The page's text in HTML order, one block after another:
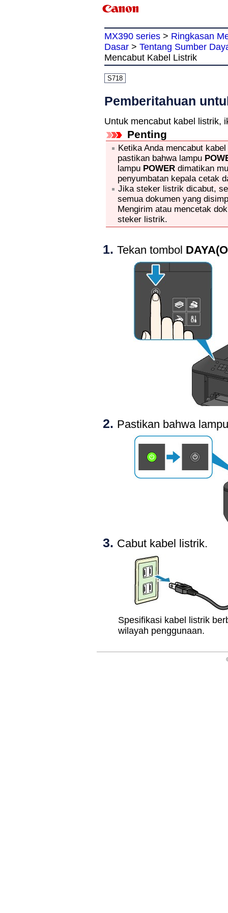
MX390 series > Ringkasan
Dasar > Tentang Sumber
Mencabut Kabel Listrik
S718
Pemberitahuan
Untuk mencabut kabel listrik,
Penting
Ketika Anda mencabut
pastikan bahwa lampu
lampu POWER dimatikan
penyumbatan kepala cetak
Jika steker listrik dicabut,
semua dokumen yang
Mengirim atau mencetak
steker listrik.
Tekan tombol DAYA
Pastikan bahwa
Cabut kabel listrik.
Spesifikasi kabel listrik
wilayah penggunaan.